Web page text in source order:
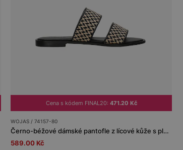
Cena s kódem FINAL20: 471.20 Kč
WOJAS / 74157-80
Černo-béžové dámské pantofle z lícové kůže s pleteninou z rafie
589.00 Kč